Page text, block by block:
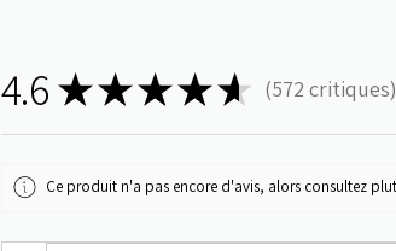
4.6 ★★★★★ 572 critiques
572
Ce produit n'a pas encore d'avis, alors consultez